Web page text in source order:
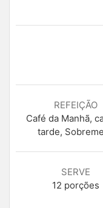
REFEIÇÃO
Café da Manhã,
tarde,
SERVE
12 porções